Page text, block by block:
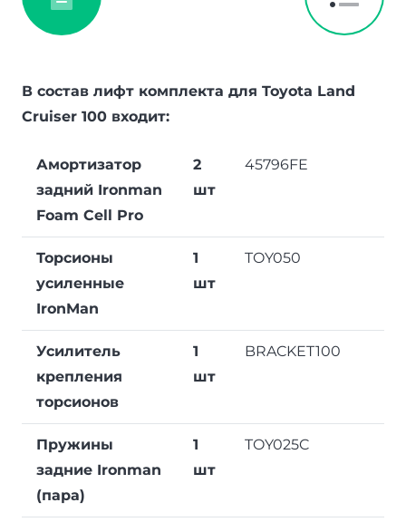
В состав лифт комплекта для Toyota Land
Cruiser 100 входит:
Амортизатор
задний Ironman
Foam Cell Pro
2
шт
45796FE
Торсионы
усиленные
IronMan
1
шт
TOY050
Усилитель
крепления
торсионов
1
шт
BRACKET100
Пружины
задние Ironman
(пара)
1
шт
TOY025C